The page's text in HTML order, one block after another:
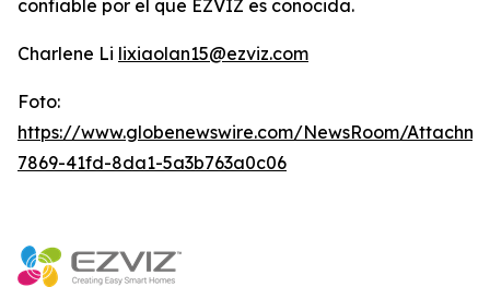
confiable por el que EZVIZ es conocida.
Charlene Li lixiaolan15@ezviz.com
Foto:
https://www.globenewswire.com/NewsRoom/
7869-41fd-8da1-5a3b763a0c06